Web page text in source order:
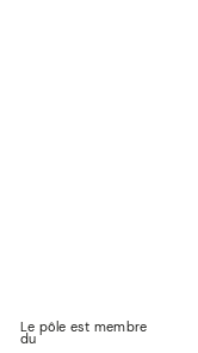
Le pôle est membre
du